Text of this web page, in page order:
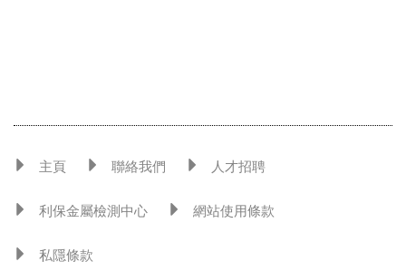
主頁 聯絡我們 人才招聘
利保金屬檢測中心 網站使用條款
私隱條款